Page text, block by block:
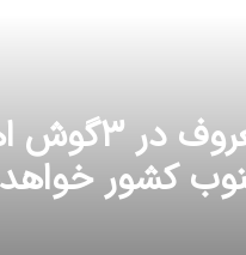
بنای معروف